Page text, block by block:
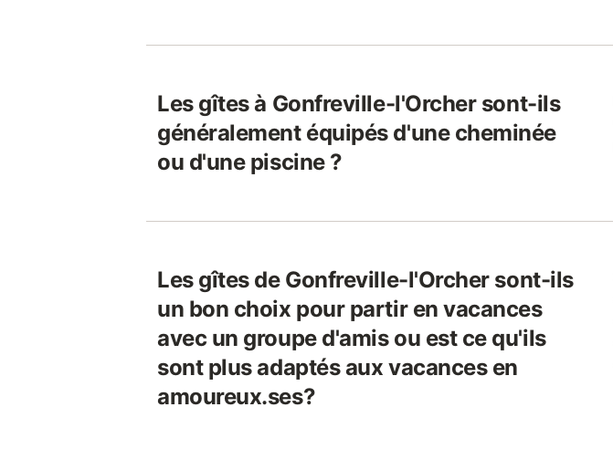
Les gîtes à Gonfreville-l'Orcher sont-ils
généralement équipés d'une cheminée
ou d'une piscine ?
Les gîtes de Gonfreville-l'Orcher sont-ils
un bon choix pour partir en vacances
avec un groupe d'amis ou est ce qu'ils
sont plus adaptés aux vacances en
amoureux.ses?